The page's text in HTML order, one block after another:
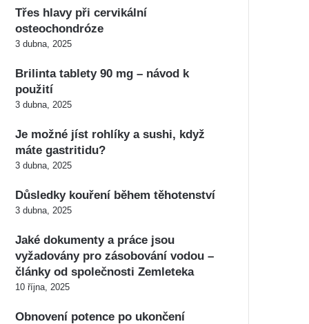
Třes hlavy při cervikální
osteochondróze
3 dubna, 2025
Brilinta tablety 90 mg – návod k
použití
3 dubna, 2025
Je možné jíst rohlíky a sushi, když
máte gastritidu?
3 dubna, 2025
Důsledky kouření během těhotenství
3 dubna, 2025
Jaké dokumenty a práce jsou
vyžadovány pro zásobování vodou –
články od společnosti Zemleteka
10 října, 2025
Obnovení potence po ukončení